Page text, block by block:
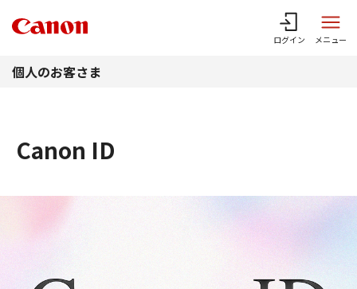
ログイン メニュー
個人のお客さま
Canon ID